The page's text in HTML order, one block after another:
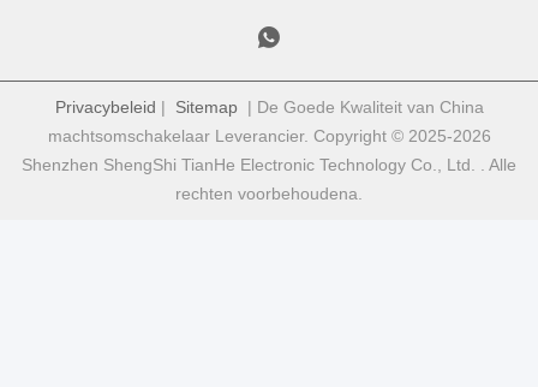
Privacybeleid | Sitemap| De Goede Kwaliteit van China
machtsomschakelaar Leverancier. Copyright © 2025-2026
Shenzhen ShengShi TianHe Electronic Technology Co., Ltd. . Alle
rechten voorbehoudena.